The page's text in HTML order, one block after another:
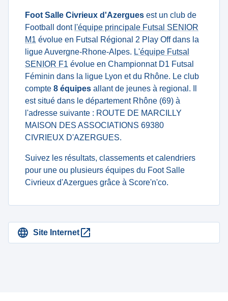
Foot Salle Civrieux d'Azergues est un club de
Football dont l'équipe principale Futsal SENIOR
M1 évolue en Futsal Régional 2 Play Off dans la
ligue Auvergne-Rhone-Alpes. L'équipe Futsal
SENIOR F1 évolue en Championnat D1 Futsal
Féminin dans la ligue Lyon et du Rhône. Le club
compte 8 équipes allant de jeunes à regional. Il
est situé dans le département Rhône (69) à
l'adresse suivante : ROUTE DE MARCILLY
MAISON DES ASSOCIATIONS 69380
CIVRIEUX D'AZERGUES.
Suivez les résultats, classements et calendriers
pour une ou plusieurs équipes du Foot Salle
Civrieux d'Azergues grâce à Score'n'co.
Site Internet